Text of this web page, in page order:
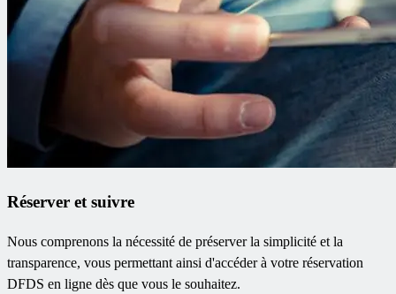
Réserver et suivre
Nous comprenons la nécessité de préserver la simplicité et la
transparence, vous permettant ainsi d'accéder à votre réservation
DFDS en ligne dès que vous le souhaitez.